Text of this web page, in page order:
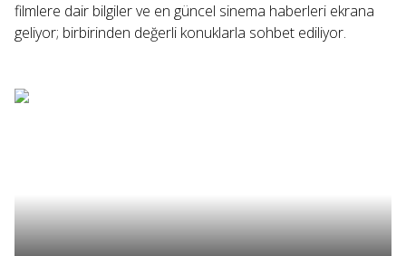
filmlere dair bilgiler ve en güncel sinema haberleri ekrana
geliyor; birbirinden değerli konuklarla sohbet ediliyor.